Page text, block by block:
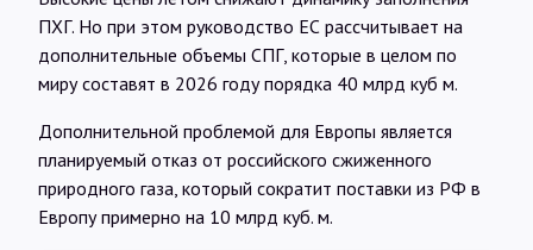
ПХГ. Но при этом руководство ЕС рассчитывает на
дополнительные объемы СПГ, которые в целом по
миру составят в 2026 году порядка 40 млрд куб м.
Дополнительной проблемой для Европы является
планируемый отказ от российского сжиженного
природного газа, который сократит поставки из РФ в
Европу примерно на 10 млрд куб. м.